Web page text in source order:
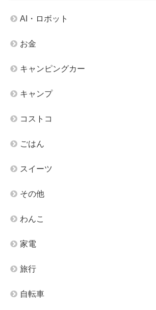
AI・ロボット
お金
キャンピングカー
キャンプ
コストコ
ごはん
スイーツ
その他
わんこ
家電
旅行
自転車